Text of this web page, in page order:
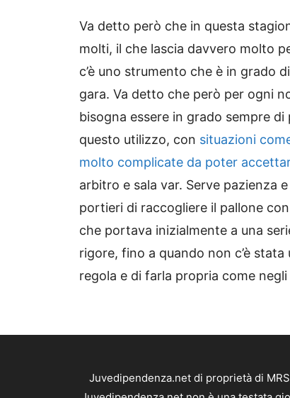
Va detto però che in questa
molti, il che lascia davvero molto
c’è uno strumento che è in grado
gara. Va detto che però per ogni
bisogna essere in grado sempre
questo utilizzo, con situazioni
molto complicate da poter
arbitro e sala var. Serve pazienza
portieri di raccogliere il pallone
che portava inizialmente a una
rigore, fino a quando non c’è
regola e di farla propria come
Juvedipendenza.net di proprietà di